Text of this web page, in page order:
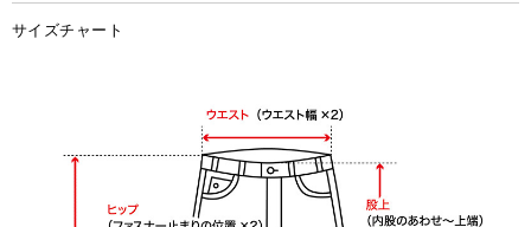
サイズチャート